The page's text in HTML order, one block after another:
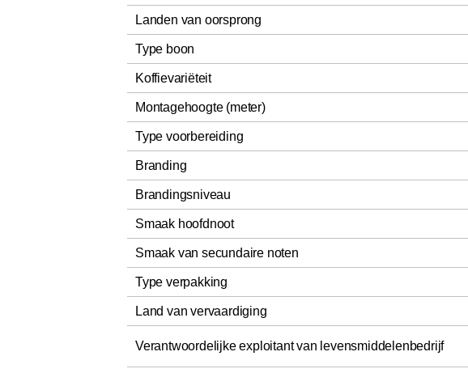
Landen van oorsprong
Type boon
Koffievariëteit
Montagehoogte (meter)
Type voorbereiding
Branding
Brandingsniveau
Smaak hoofdnoot
Smaak van secundaire noten
Type verpakking
Land van vervaardiging
Verantwoordelijke exploitant van levensmiddelenbedrijf